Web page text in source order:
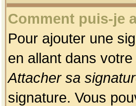
Comment puis-je
Pour ajouter une
en allant dans
Attacher sa
signature. Vous